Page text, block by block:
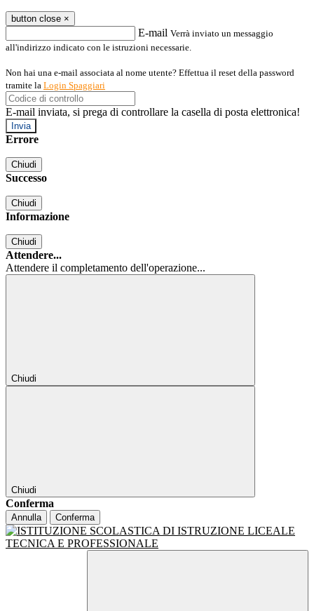
button close ×
E-mail Verrà inviato un messaggio
all'indirizzo indicato con le istruzioni necessarie.
Non hai una e-mail associata al nome utente? Effettua il reset della password
tramite la Login Spaggiari
E-mail inviata, si prega di controllare la casella di posta elettronica!
Errore
Chiudi
Successo
Chiudi
Informazione
Chiudi
Attendere...
Attendere il completamento dell'operazione...
Chiudi
Chiudi
Conferma
Annulla Conferma